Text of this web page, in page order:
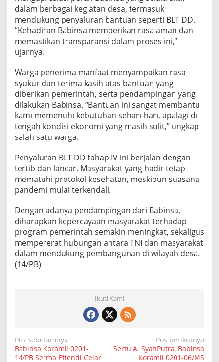
dalam berbagai kegiatan desa, termasuk
mendukung penyaluran bantuan seperti BLT DD.
“Kehadiran Babinsa memberikan rasa aman dan
memastikan transparansi dalam proses ini,”
ujarnya.
Warga penerima manfaat menyampaikan rasa
syukur dan terima kasih atas bantuan yang
diberikan pemerintah, serta pendampingan yang
dilakukan Babinsa. “Bantuan ini sangat membantu
kami memenuhi kebutuhan sehari-hari, apalagi di
tengah kondisi ekonomi yang masih sulit,” ungkap
salah satu warga.
Penyaluran BLT DD tahap IV ini berjalan dengan
tertib dan lancar. Masyarakat yang hadir tetap
mematuhi protokol kesehatan, meskipun suasana
pandemi mulai terkendali.
Dengan adanya pendampingan dari Babinsa,
diharapkan kepercayaan masyarakat terhadap
program pemerintah semakin meningkat, sekaligus
mempererat hubungan antara TNI dan masyarakat
dalam mendukung pembangunan di wilayah desa.
(14/PB)
Ikuti Kami
N
a
Pos sebelumnya
Babinsa Koramil 0201-
14/PB Serma Effendi Gelar
Pos berikutnya
Sertu A. SyahPutra, Babinsa
Koramil 0201-06/MS